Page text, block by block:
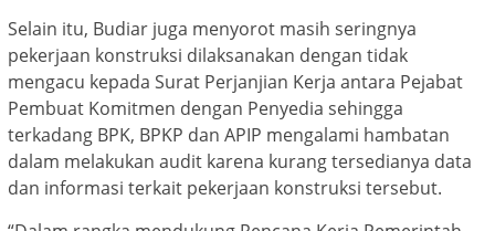
Selain itu, Budiar juga menyorot masih seringnya
pekerjaan konstruksi dilaksanakan dengan tidak
mengacu kepada Surat Perjanjian Kerja antara Pejabat
Pembuat Komitmen dengan Penyedia sehingga
terkadang BPK, BPKP dan APIP mengalami hambatan
dalam melakukan audit karena kurang tersedianya data
dan informasi terkait pekerjaan konstruksi tersebut.